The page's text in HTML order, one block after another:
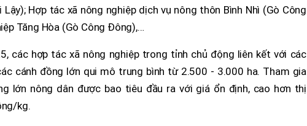
Lậy); Hợp tác xã nông nghiệp dịch vụ nông thôn Bình Nhì (Gò Công
Tăng Hòa (Gò Công Đông),…
các hợp tác xã nông nghiệp trong tỉnh chủ động liên kết với các
cánh đồng lớn qui mô trung bình từ 2.500 - 3.000 ha. Tham gia
lớn nông dân được bao tiêu đầu ra với giá ổn định, cao hơn thị
kg.